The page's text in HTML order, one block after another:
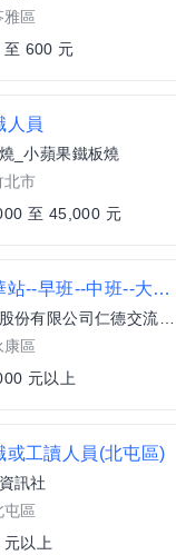
遊戲設計
更多
區
600 元
人員
_小蘋果鐵板燒
北市
至 45,000 元
久井中華站--早班--中班--大夜班加油員
久井企業股份有限公司仁德交流道加油加氣站
區
元以上
或工讀人員(北屯區)
訊社
區
元以上